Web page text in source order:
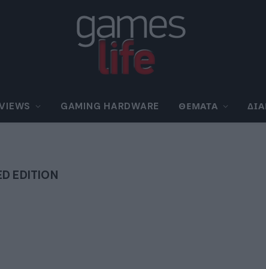
GAMING HARDWARE ΘΈΜΑΤΑ
EDITION